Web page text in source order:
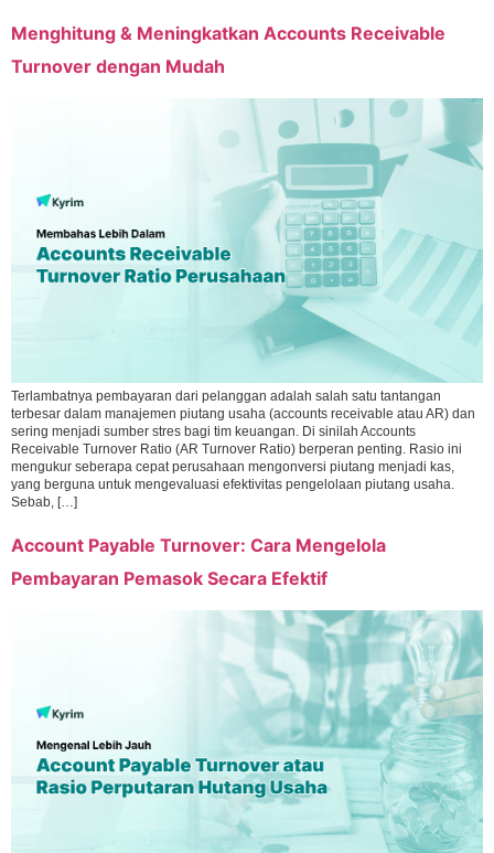
Menghitung & Meningkatkan Accounts Receivable
Turnover dengan Mudah
Terlambatnya pembayaran dari pelanggan adalah salah satu tantangan
terbesar dalam manajemen piutang usaha (accounts receivable atau AR) dan
sering menjadi sumber stres bagi tim keuangan. Di sinilah Accounts
Receivable Turnover Ratio (AR Turnover Ratio) berperan penting. Rasio ini
mengukur seberapa cepat perusahaan mengonversi piutang menjadi kas,
yang berguna untuk mengevaluasi efektivitas pengelolaan piutang usaha.
Sebab, […]
Account Payable Turnover: Cara Mengelola
Pembayaran Pemasok Secara Efektif